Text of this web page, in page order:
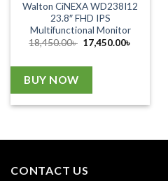
Walton CiNEXA WD238I12
23.8″ FHD IPS
Multifunctional Monitor
18,450.00৳ Original
price
18,450.00৳ .
17,450.00৳
BUY NOW
CONTACT US